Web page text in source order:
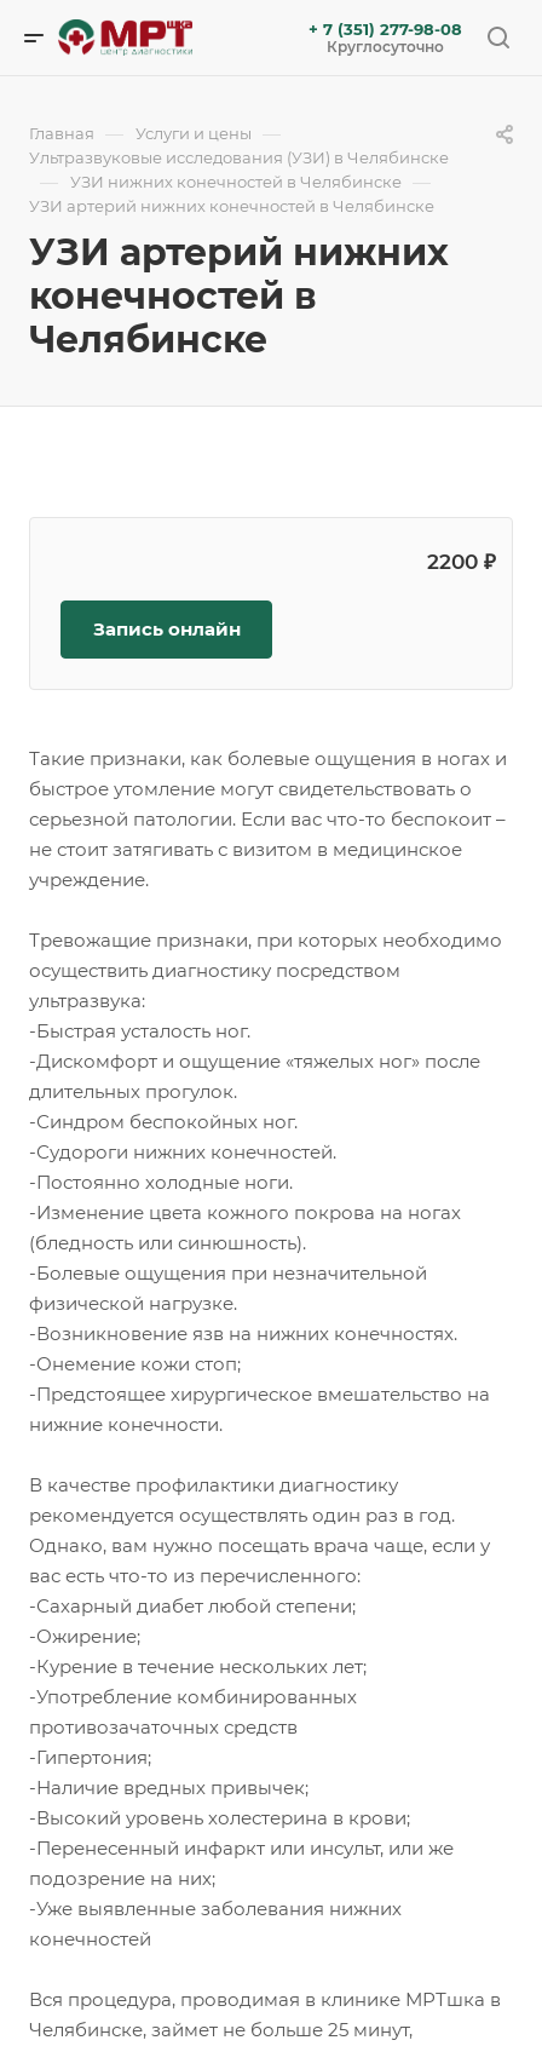
+ 7 (351) 277-98-08
Круглосуточно
Главная — Услуги и цены —
Ультразвуковые исследования (УЗИ) в Челябинске
— УЗИ нижних конечностей в Челябинске —
УЗИ артерий нижних конечностей в Челябинске
УЗИ артерий нижних
конечностей в
Челябинске
2200 ₽
Запись онлайн
Такие признаки, как болевые ощущения в ногах и
быстрое утомление могут свидетельствовать о
серьезной патологии. Если вас что-то беспокоит –
не стоит затягивать с визитом в медицинское
учреждение.
Тревожащие признаки, при которых необходимо
осуществить диагностику посредством
ультразвука:
-Быстрая усталость ног.
-Дискомфорт и ощущение «тяжелых ног» после
длительных прогулок.
-Синдром беспокойных ног.
-Судороги нижних конечностей.
-Постоянно холодные ноги.
-Изменение цвета кожного покрова на ногах
(бледность или синюшность).
-Болевые ощущения при незначительной
физической нагрузке.
-Возникновение язв на нижних конечностях.
-Онемение кожи стоп;
-Предстоящее хирургическое вмешательство на
нижние конечности.
В качестве профилактики диагностику
рекомендуется осуществлять один раз в год.
Однако, вам нужно посещать врача чаще, если у
вас есть что-то из перечисленного:
-Сахарный диабет любой степени;
-Ожирение;
-Курение в течение нескольких лет;
-Употребление комбинированных
противозачаточных средств
-Гипертония;
-Наличие вредных привычек;
-Высокий уровень холестерина в крови;
-Перенесенный инфаркт или инсульт, или же
подозрение на них;
-Уже выявленные заболевания нижних
конечностей
Вся процедура, проводимая в клинике МРТшка в
Челябинске, займет не больше 25 минут,